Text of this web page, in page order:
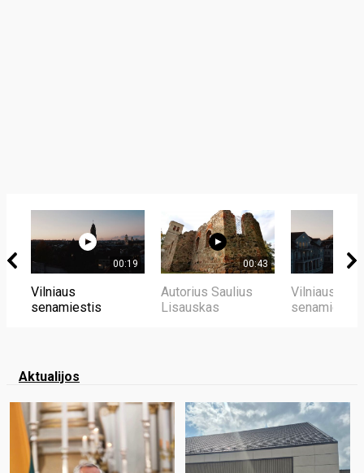
00:19
Vilniaus
senamiestis
00:43
Autorius Saulius
Lisauskas
Vilniaus
senamiestis
Aktualijos